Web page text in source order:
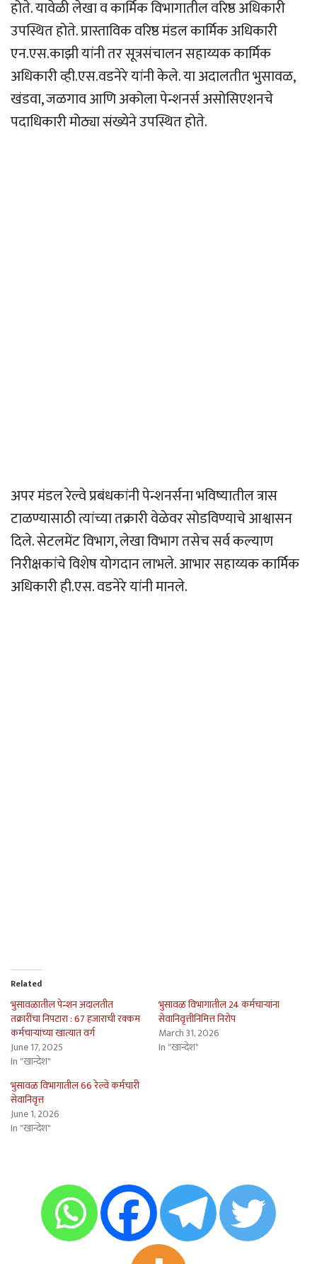
होते. यावेळी लेखा व कार्मिक विभागातील वरिष्ठ अधिकारी
उपस्थित होते. प्रास्ताविक वरिष्ठ मंडल कार्मिक अधिकारी
एन.एस.काझी यांनी तर सूत्रसंचालन सहाय्यक कार्मिक
अधिकारी व्ही.एस.वडनेरे यांनी केले. या अदालतीत भुसावळ,
खंडवा, जळगाव आणि अकोला पेन्शनर्स असोसिएशनचे
पदाधिकारी मोठ्या संख्येने उपस्थित होते.
अपर मंडल रेल्वे प्रबंधकांनी पेन्शनर्सना भविष्यातील त्रास
टाळण्यासाठी त्यांच्या तक्रारी वेळेवर सोडविण्याचे आश्वासन
दिले. सेटलमेंट विभाग, लेखा विभाग तसेच सर्व कल्याण
निरीक्षकांचे विशेष योगदान लाभले. आभार सहाय्यक कार्मिक
अधिकारी ही.एस. वडनेरे यांनी मानले.
Related
भुसावळातील पेन्शन अदालतीत
तक्रारींचा निपटारा : 67 हजाराची रक्कम
कर्मचार्‍यांच्या खात्यात वर्ग
June 17, 2025
In "खान्देश"
भुसावळ विभागातील 24 कर्मचार्‍यांना
सेवानिवृत्तीनिमित्त निरोप
March 31, 2026
In "खान्देश"
भुसावळ विभागातील 66 रेल्वे कर्मचारी
सेवानिवृत्त
June 1, 2026
In "खान्देश"